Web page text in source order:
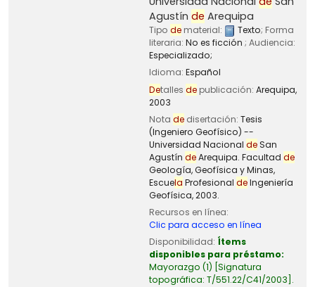
Agustín de Arequipa
Tipo dematerial: Texto; Forma
literaria: No es ficción ; Audiencia:
Especializado;
Idioma: Español
Detalles depublicación: Arequipa,
2003
Nota dedisertación: Tesis
(Ingeniero Geofísico) --
Universidad Nacional deSan
Agustín deArequipa. Facultad de
Geología, Geofísica y Minas,
Escuela Profesional deIngeniería
Geofísica, 2003.
Recursos en línea:
Clic para acceso en línea
Disponibilidad: Ítems
disponibles para préstamo:
Mayorazgo (1) Signatura
topográfica: T/551.22/C41/2003 .